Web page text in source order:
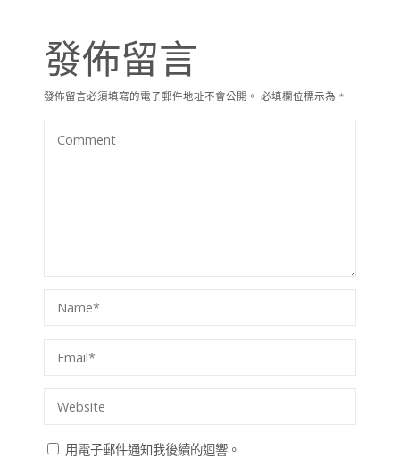
發佈留言
發佈留言必須填寫的電子郵件地址不會公開。 必填欄位標示為 *
用電子郵件通知我後續的迴響。